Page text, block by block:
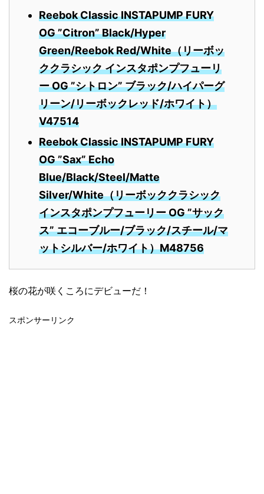
Reebok Classic INSTAPUMP FURY
OG ”Citron” Black/Hyper
Green/Reebok Red/White（リーボッ
ククラシック インスタポンプフューリ
ー OG ”シトロン” ブラック/ハイパーグ
リーン/リーボックレッド/ホワイト）
V47514
Reebok Classic INSTAPUMP FURY
OG ”Sax” Echo
Blue/Black/Steel/Matte
Silver/White（リーボッククラシック
インスタポンプフューリー OG ”サック
ス” エコーブルー/ブラック/スチール/マ
ットシルバー/ホワイト）M48756
桜の花が咲くころにデビューだ！
スポンサーリンク